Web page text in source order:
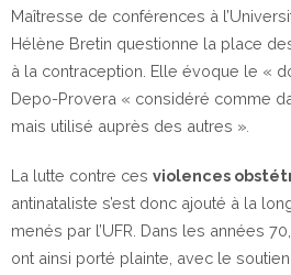
Maîtresse de conférences à
Hélène Bretin questionne la place
à la contraception. Elle évoque le «
Depo-Provera « considéré comme
mais utilisé auprès des autres »
La lutte contre ces violences
antinataliste s’est donc ajouté à la
menés par l’UFR. Dans les années
ont ainsi porté plainte, avec le soutien